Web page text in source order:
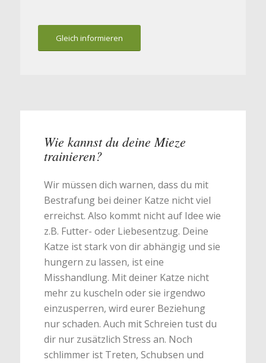
Gleich informieren
Wie kannst du deine Mieze
trainieren?
Wir müssen dich warnen, dass du mit
Bestrafung bei deiner Katze nicht viel
erreichst. Also kommt nicht auf Idee wie
z.B. Futter- oder Liebesentzug. Deine
Katze ist stark von dir abhängig und sie
hungern zu lassen, ist eine
Misshandlung. Mit deiner Katze nicht
mehr zu kuscheln oder sie irgendwo
einzusperren, wird eurer Beziehung
nur schaden. Auch mit Schreien tust du
dir nur zusätzlich Stress an. Noch
schlimmer ist Treten, Schubsen und